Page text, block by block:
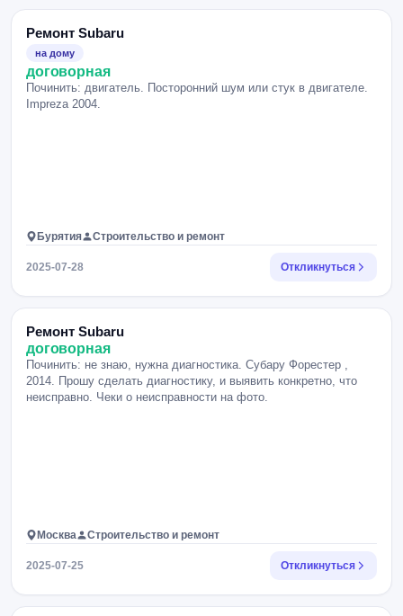
Ремонт Subaru
на дому
договорная
Починить: двигатель. Посторонний шум или стук в двигателе.
Impreza 2004.
Бурятия Строительство и ремонт
2025-07-28 Откликнуться
Ремонт Subaru
договорная
Починить: не знаю, нужна диагностика. Субару Форестер ,
2014. Прошу сделать диагностику, и выявить конкретно, что
неисправно. Чеки о неисправности на фото.
Москва Строительство и ремонт
2025-07-25 Откликнуться